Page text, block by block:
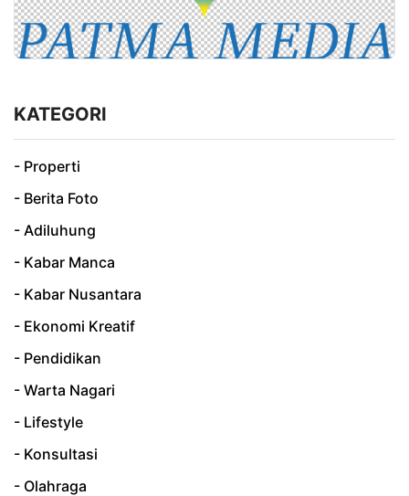
KATEGORI
- Properti
- Berita Foto
- Adiluhung
- Kabar Manca
- Kabar Nusantara
- Ekonomi Kreatif
- Pendidikan
- Warta Nagari
- Lifestyle
- Konsultasi
- Olahraga